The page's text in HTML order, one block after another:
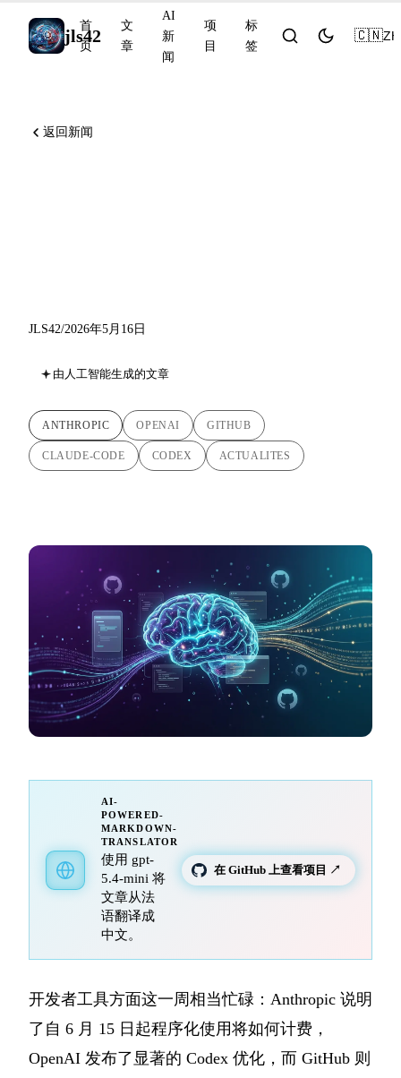
jls42
首
页
文
章
AI
新
闻
项
目
标
签
🇨🇳ZH
返回新闻
JLS42/2026年5月16日
由人工智能生成的文章
ANTHROPIC OPENAI GITHUB
CLAUDE-CODE CODEX ACTUALITES
AI-
POWERED-
MARKDOWN-
TRANSLATOR
使用 gpt-
5.4-mini 将
文章从法
语翻译成
中文。
在 GitHub 上查看项目 ↗
开发者工具方面这一周相当忙碌：Anthropic 说明
了自 6 月 15 日起程序化使用将如何计费，
OpenAI 发布了显著的 Codex 优化，而 GitHub 则